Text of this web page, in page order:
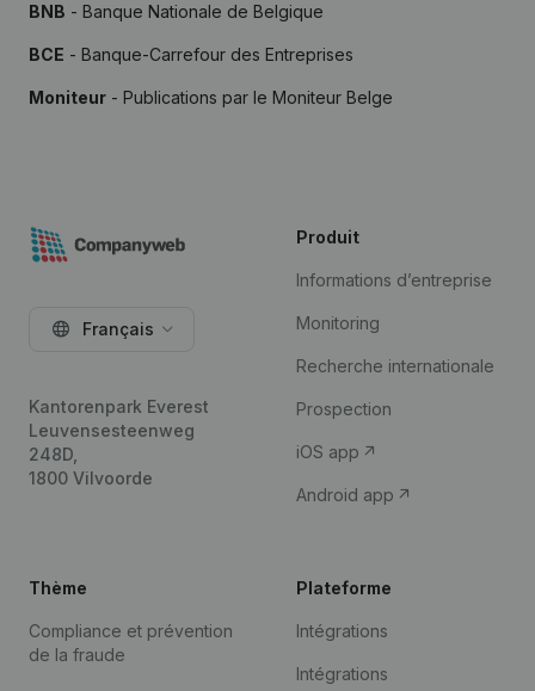
BNB - Banque Nationale de Belgique
BCE - Banque-Carrefour des Entreprises
Moniteur - Publications par le Moniteur Belge
Français
Kantorenpark Everest
Leuvensesteenweg
248D,
1800 Vilvoorde
Produit
Informations d’entreprise
Monitoring
Recherche internationale
Prospection
iOS app
Android app
Thème
Compliance et prévention
de la fraude
Plateforme
Intégrations
Intégrations